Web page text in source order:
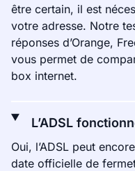
être certain, il est
votre adresse. Notre
réponses d’Orange,
vous permet de
box internet.
L’ADSL
Oui, l’ADSL peut
date officielle de